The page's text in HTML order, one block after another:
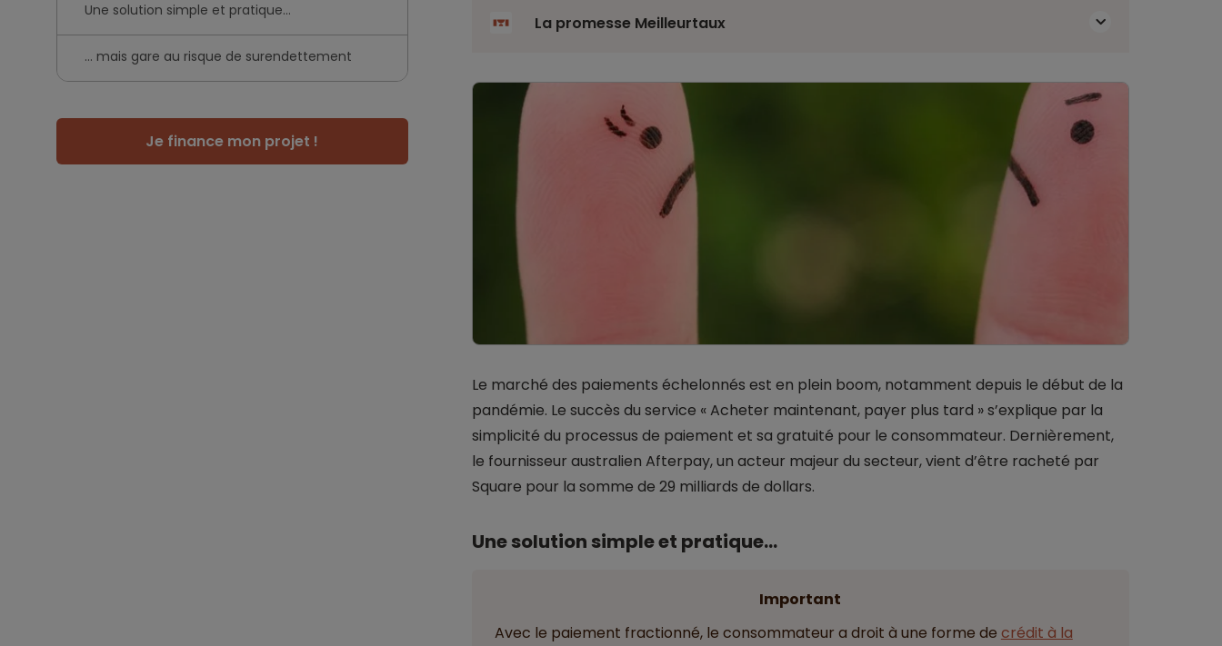
Une solution simple et pratique...
… mais gare au risque de surendettement
Je finance mon projet !
La promesse Meilleurtaux
Le marché des paiements échelonnés est en plein boom, notamment depuis le début de la
pandémie. Le succès du service « Acheter maintenant, payer plus tard » s’explique par la
simplicité du processus de paiement et sa gratuité pour le consommateur. Dernièrement,
le fournisseur australien Afterpay, un acteur majeur du secteur, vient d’être racheté par
Square pour la somme de 29 milliards de dollars.
Une solution simple et pratique...
Important
Avec le paiement fractionné, le consommateur a droit à une forme de crédit à la